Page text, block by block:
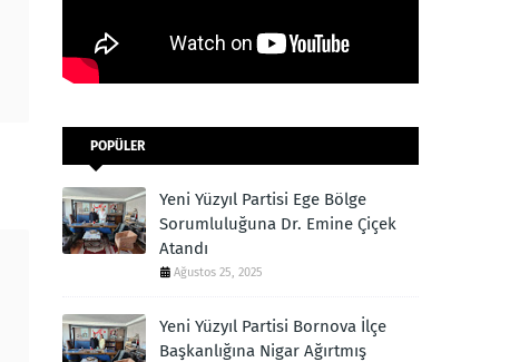
POPÜLER
Yeni Yüzyıl Partisi Ege Bölge
Sorumluluğuna Dr. Emine Çiçek
Atandı
Ağustos 25, 2025
Yeni Yüzyıl Partisi Bornova İlçe
Başkanlığına Nigar Ağırtmış